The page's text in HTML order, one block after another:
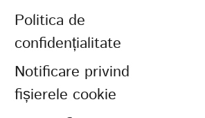
Politica de
confidențialitate
Notificare privind
fișierele cookie